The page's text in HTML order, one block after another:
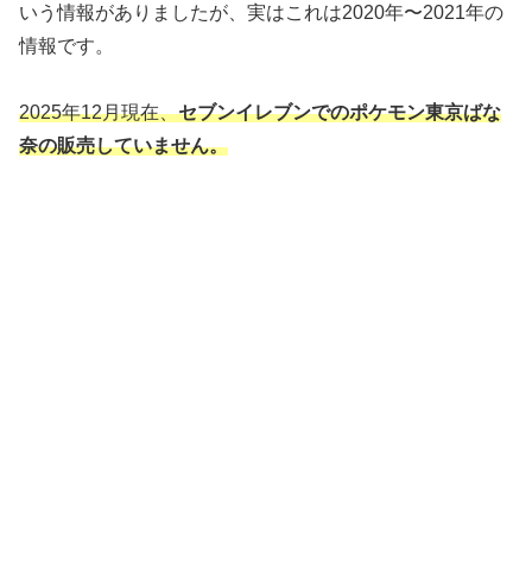
いう情報がありましたが、実はこれは2020年〜2021年の
情報です。
2025年12月現在、セブンイレブンでのポケモン東京ばな
奈の販売していません。